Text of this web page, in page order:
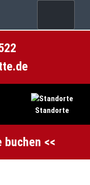
Standorte
<<